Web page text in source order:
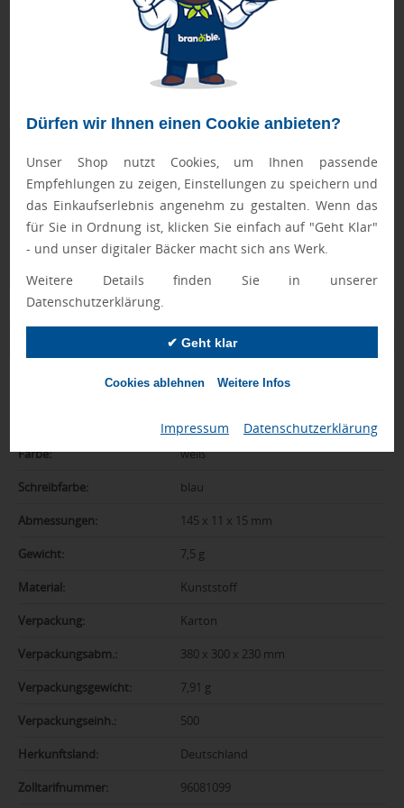
Dürfen wir Ihnen einen Cookie anbieten?
Unser Shop nutzt Cookies, um Ihnen passende
Empfehlungen zu zeigen, Einstellungen zu speichern und
das Einkaufserlebnis angenehm zu gestalten. Wenn das
für Sie in Ordnung ist, klicken Sie einfach auf "Geht Klar"
- und unser digitaler Bäcker macht sich ans Werk.
Weitere Details finden Sie in unserer
Datenschutzerklärung.
✔ Geht klar
Cookies ablehnen Weitere Infos
Impressum Datenschutzerklärung
- Matt opake Gehäuseoberfläche
- Große Druckflächen auf Clip und Schaft
- Der preiswerte Streuartikel für Events, Messen,
Geprüft von Ewa
Nur Produkte, die unserenQualitätscheckbestehen,
schaffen es in den Shop.Mehr erfahren
Ewa Engel,
Qualitätssicherung
047-S-012904101920
Farbe: weiß
Schreibfarbe: blau
Abmessungen: 145 x 11 x 15 mm
Gewicht: 7,5 g
Material: Kunststoff
Verpackung: Karton
Verpackungsabm.: 380 x 300 x 230 mm
Verpackungsgewicht: 7,91 g
Verpackungseinh.: 500
Herkunftsland: Deutschland
Zolltarifnummer: 96081099